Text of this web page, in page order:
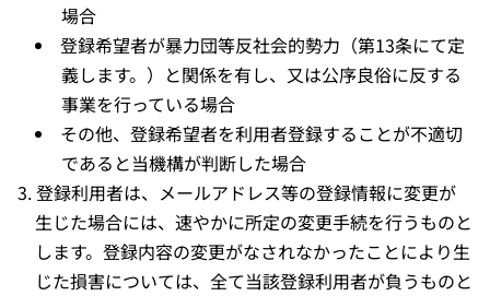
場合
登録希望者が暴力団等反社会的勢力（第13条にて定
義します。）と関係を有し、又は公序良俗に反する
事業を行っている場合
その他、登録希望者を利用者登録することが不適切
であると当機構が判断した場合
登録利用者は、メールアドレス等の登録情報に変更が
生じた場合には、速やかに所定の変更手続を行うものと
します。登録内容の変更がなされなかったことにより生
じた損害については、全て当該登録利用者が負うものと